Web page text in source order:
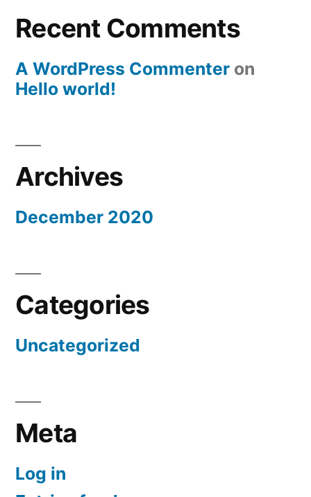
Recent Comments
A WordPress Commenter on
Hello world!
Archives
December 2020
Categories
Uncategorized
Meta
Log in